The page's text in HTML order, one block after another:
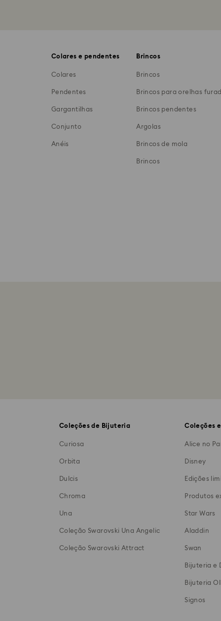
Colares e pendentes
Colares
Pendentes
Gargantilhas
Conjunto
Anéis
Brincos
Brincos
Brincos para orelhas
Brincos pendentes
Argolas
Brincos de mola
Brincos
Coleções de Bijuteria
Curiosa
Orbita
Dulcis
Chroma
Una
Coleção Swarovski Una Angelic
Coleção Swarovski Attract
Coleções
Alice no
Disney
Edições
Produtos
Star Wars
Aladdin
Swan
Bijuteria e
Bijuteria
Signos